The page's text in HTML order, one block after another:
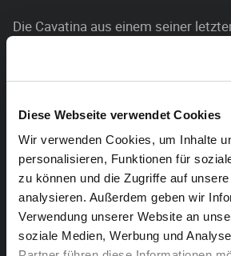
Diese Webseite verwendet Cookies
Wir verwenden Cookies, um Inhalte
personalisieren, Funktionen für
zu können und die Zugriffe auf
analysieren. Außerdem geben wir
Verwendung unserer Website an
soziale Medien, Werbung und
Die Cavatina aus einem seiner
sind mit das berührendste, was
geschrieben hat. Noch auf dem
haben. Es ist Ausdruck
möglichst einfachen Mitteln.
Der Türkische Marsch aus dem
wie bei Mozart Ausdruck des
einem türkischen Basar. Die
virtuos gehalten. Der leise Schluß